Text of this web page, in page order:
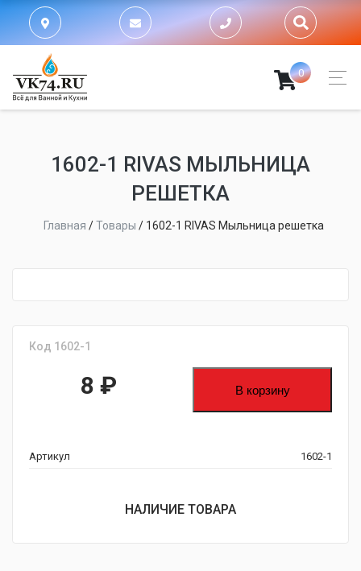
0
1602-1 RIVAS МЫЛЬНИЦА
РЕШЕТКА
Главная /Товары / 1602-1 RIVAS Мыльница решетка
Код 1602-1
8 ₽ В корзину
Артикул 1602-1
НАЛИЧИЕ ТОВАРА